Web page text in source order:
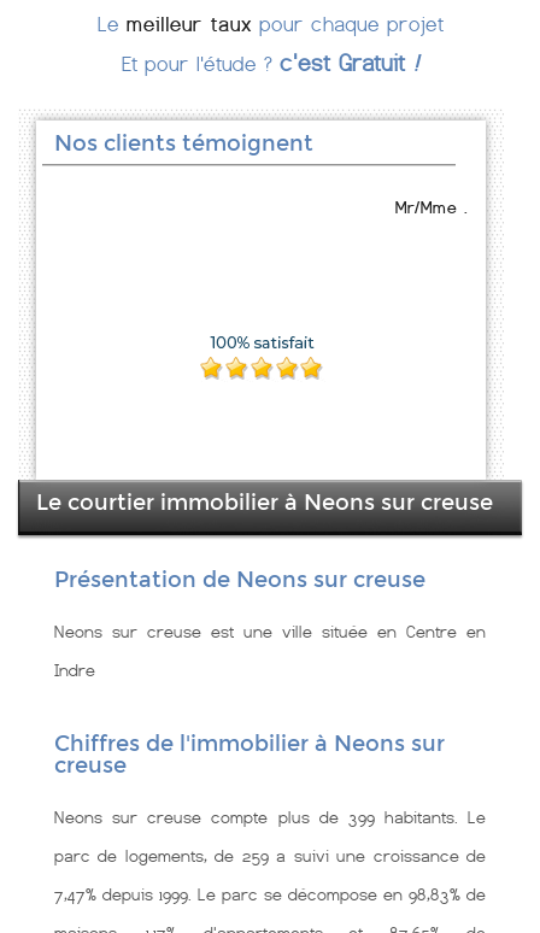
Le meilleur taux pour chaque projet
Et pour l'étude ? c'est Gratuit !
Nos clients témoignent
Mr/Mme .
Le courtier immobilier à Neons sur creuse
Présentation de Neons sur creuse
Neons sur creuse est une ville située en Centre en
Indre
Chiffres de l'immobilier à Neons sur
creuse
Neons sur creuse compte plus de 399 habitants. Le
parc de logements, de 259 a suivi une croissance de
7,47% depuis 1999. Le parc se décompose en 98,83% de